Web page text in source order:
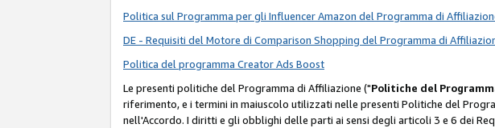
Politica sul Programma per gli Influencer Amazon del Programma di
DE - Requisiti del Motore di Comparison Shopping del Programma di
Politica del programma Creator Ads Boost
Le presenti politiche del Programma di Affiliazione ("Politiche del
riferimento, e i termini in maiuscolo utilizzati nelle presenti Politiche del
nell'Accordo. I diritti e gli obblighi delle parti ai sensi degli articoli 3 e 6 dei